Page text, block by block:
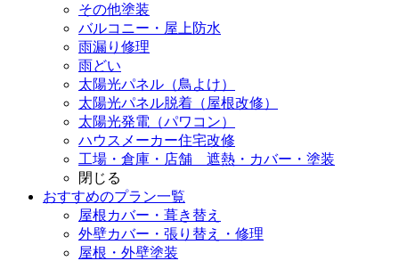
その他塗装
バルコニー・屋上防水
雨漏り修理
雨どい
太陽光パネル（鳥よけ）
太陽光パネル脱着（屋根改修）
太陽光発電（パワコン）
ハウスメーカー住宅改修
工場・倉庫・店舗 遮熱・カバー・塗装
閉じる
おすすめのプラン一覧
屋根カバー・葺き替え
外壁カバー・張り替え・修理
屋根・外壁塗装